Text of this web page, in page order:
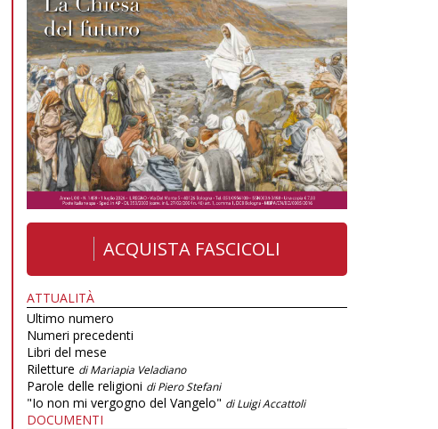
ACQUISTA FASCICOLI
ATTUALITÀ
Ultimo numero
Numeri precedenti
Libri del mese
Riletture di Mariapia Veladiano
Parole delle religioni di Piero Stefani
"Io non mi vergogno del Vangelo" di Luigi Accattoli
DOCUMENTI